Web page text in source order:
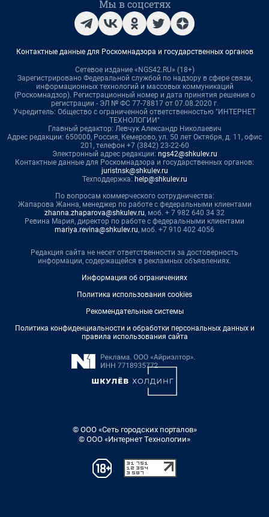
Мы в соцсетях
Контактные данные для Роскомнадзора и государственных органов
Сетевое издание «NGS42.RU» (18+)
Зарегистрировано Федеральной службой по надзору в сфере связи,
информационных технологий и массовых коммуникаций
(Роскомнадзор). Регистрационный номер и дата принятия решения о
регистрации - ЭЛ № ФС 77-78817 от 07.08.2020 г.
Учредитель: Общество с ограниченной ответственностью "ИНТЕРНЕТ
ТЕХНОЛОГИИ"
Главный редактор: Левчук Александр Николаевич
Адрес редакции: 650000, Россия, Кемерово, ул. 50 лет Октября, д. 11, офис
201, телефон +7 (3842) 23-22-60
Электронный адрес редакции: ngs42@shkulev.ru
Контактные данные для Роскомнадзора и государственных органов:
juristnsk@shkulev.ru
Техподдержка: help@shkulev.ru
По вопросам коммерческого сотрудничества:
Жапарова Жанна, менеджер по работе с федеральными клиентами
zhanna.zhaparova@shkulev.ru, моб. + 7 982 640 34 32
Ревина Мария, директор по работе с федеральными клиентами
mariya.revina@shkulev.ru, моб. +7 910 402 4056
Редакция сайта не несет ответственности за достоверность
информации, содержащейся в рекламных объявлениях.
Информация об ограничениях
Политика использования cookies
Рекомендательные системы
Политика конфиденциальности и обработки персональных данных и
правила использования сайта
© ООО «Сеть городских порталов»
© ООО «Интернет Технологии»